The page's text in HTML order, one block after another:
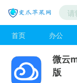
首页 办公
微云
版